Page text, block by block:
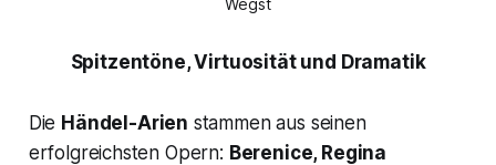
Spitzentöne, Virtuosität und Dramatik
Die Händel-Arien stammen aus seinen
erfolgreichsten Opern: Berenice, Regina